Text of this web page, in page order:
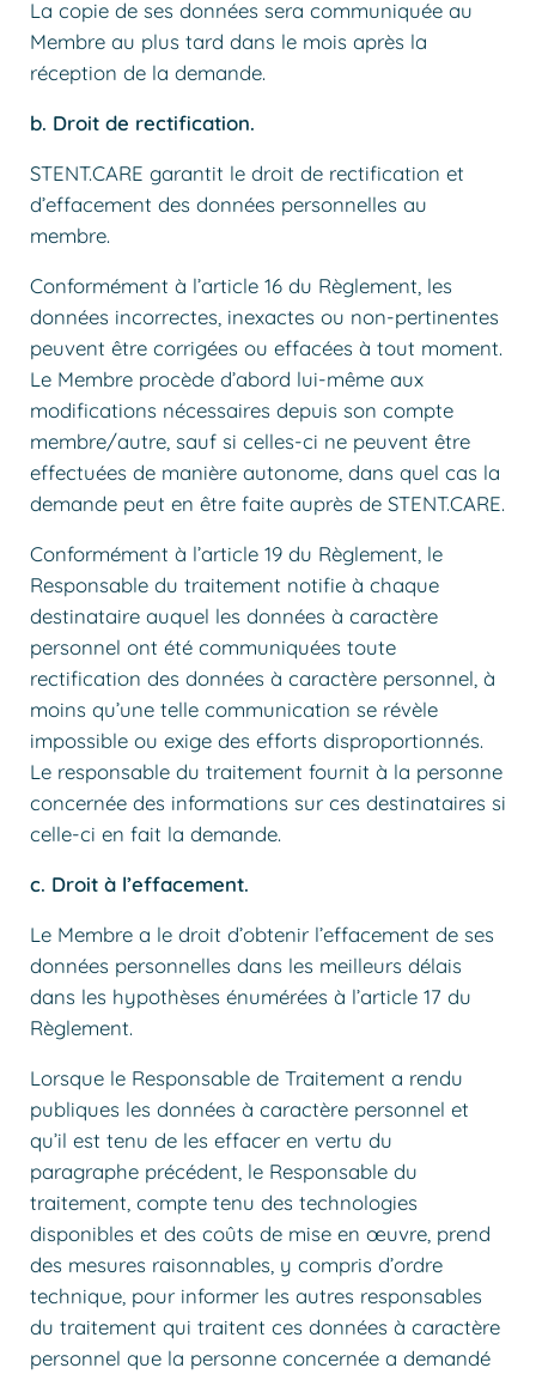
La copie de ses données sera communiquée au
Membre au plus tard dans le mois après la
réception de la demande.
b. Droit de rectification.
STENT.CARE garantit le droit de rectification et
d’effacement des données personnelles au
membre.
Conformément à l’article 16 du Règlement, les
données incorrectes, inexactes ou non-pertinentes
peuvent être corrigées ou effacées à tout moment.
Le Membre procède d’abord lui-même aux
modifications nécessaires depuis son compte
membre/autre, sauf si celles-ci ne peuvent être
effectuées de manière autonome, dans quel cas la
demande peut en être faite auprès de STENT.CARE.
Conformément à l’article 19 du Règlement, le
Responsable du traitement notifie à chaque
destinataire auquel les données à caractère
personnel ont été communiquées toute
rectification des données à caractère personnel, à
moins qu’une telle communication se révèle
impossible ou exige des efforts disproportionnés.
Le responsable du traitement fournit à la personne
concernée des informations sur ces destinataires si
celle-ci en fait la demande.
c. Droit à l’effacement.
Le Membre a le droit d’obtenir l’effacement de ses
données personnelles dans les meilleurs délais
dans les hypothèses énumérées à l’article 17 du
Règlement.
Lorsque le Responsable de Traitement a rendu
publiques les données à caractère personnel et
qu’il est tenu de les effacer en vertu du
paragraphe précédent, le Responsable du
traitement, compte tenu des technologies
disponibles et des coûts de mise en œuvre, prend
des mesures raisonnables, y compris d’ordre
technique, pour informer les autres responsables
du traitement qui traitent ces données à caractère
personnel que la personne concernée a demandé